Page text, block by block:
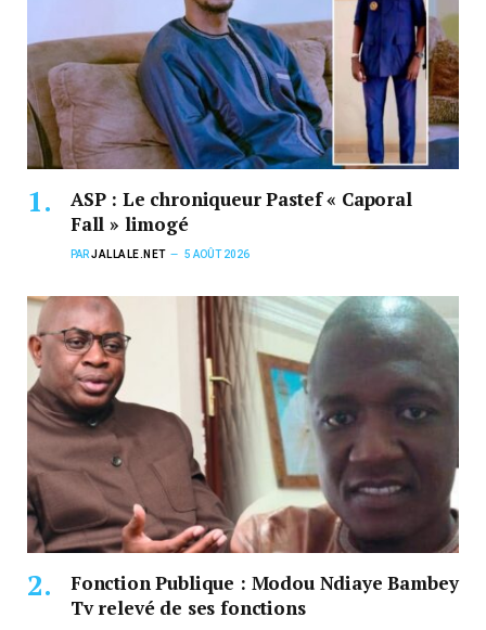
ASP : Le chroniqueur Pastef « Caporal
Fall » limogé
PARJALLALE.NET 5 AOÛT 2026
Fonction Publique : Modou Ndiaye Bambey
Tv relevé de ses fonctions